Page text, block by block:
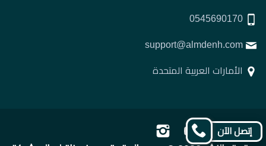
الأمارات العربية المتحدة
تابعنا
تابعنا
تابعنا
إتصل الآن